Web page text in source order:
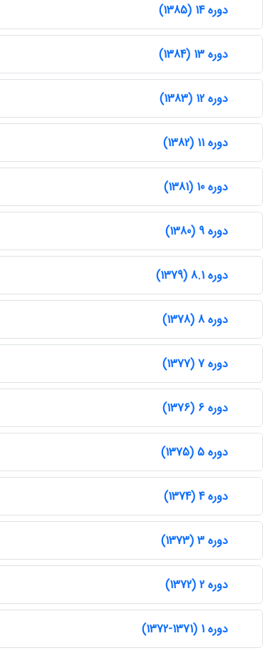
دوره 14 (1385)
دوره 13 (1384)
دوره 12 (1383)
دوره 11 (1382)
دوره 10 (1381)
دوره 9 (1380)
دوره 8.1 (1379)
دوره 8 (1378)
دوره 7 (1377)
دوره 6 (1376)
دوره 5 (1375)
دوره 4 (1374)
دوره 3 (1373)
دوره 2 (1372)
دوره 1 (1371-1372)